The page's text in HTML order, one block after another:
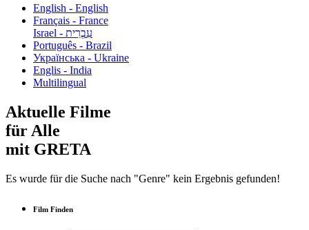
English - English
Français - France
עִבְרִית - Israel
Português - Brazil
Українська - Ukraine
Englis - India
Multilingual
Aktuelle Filme
für Alle
mit GRETA
Es wurde für die Suche nach "Genre" kein Ergebnis gefunden!
Film Finden